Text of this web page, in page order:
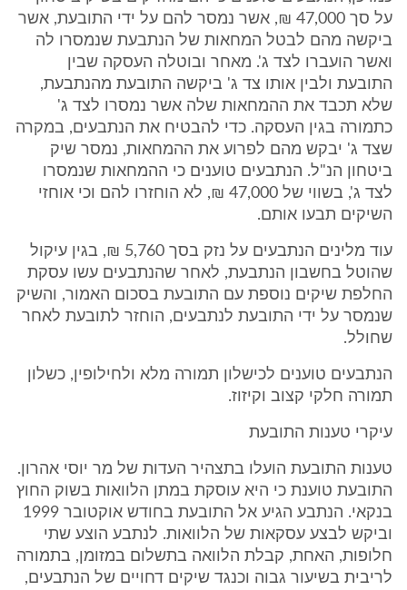
על סך 47,000 ₪, אשר נמסר להם על ידי התובעת, אשר
ביקשה מהם לבטל המחאות של הנתבעת שנמסרו לה
ואשר הועברו לצד ג'. מאחר ובוטלה העסקה שבין
התובעת ולבין אותו צד ג' ביקשה התובעת מהנתבעת,
שלא תכבד את ההמחאות שלה אשר נמסרו לצד ג'
כתמורה בגין העסקה. כדי להבטיח את הנתבעים, במקרה
שצד ג' יבקש מהם לפרוע את ההמחאות, נמסר שיק
ביטחון הנ"ל. הנתבעים טוענים כי ההמחאות שנמסרו
לצד ג', בשווי של 47,000 ₪, לא הוחזרו להם וכי אוחזי
השיקים תבעו אותם.
עוד מלינים הנתבעים על נזק בסך 5,760 ₪, בגין עיקול
שהוטל בחשבון הנתבעת, לאחר שהנתבעים עשו עסקת
החלפת שיקים נוספת עם התובעת בסכום האמור, והשיק
שנמסר על ידי התובעת לנתבעים, הוחזר לתובעת לאחר
שחולל.
הנתבעים טוענים לכישלון תמורה מלא ולחילופין, כשלון
תמורה חלקי קצוב וקיזוז.
עיקרי טענות התובעת
טענות התובעת הועלו בתצהיר העדות של מר יוסי אהרון.
התובעת טוענת כי היא עוסקת במתן הלוואות בשוק החוץ
בנקאי. הנתבע הגיע אל התובעת בחודש אוקטובר 1999
וביקש לבצע עסקאות של הלוואות. לנתבע הוצע שתי
חלופות, האחת, קבלת הלוואה בתשלום במזומן, בתמורה
לריבית בשיעור גבוה וכנגד שיקים דחויים של הנתבעים,